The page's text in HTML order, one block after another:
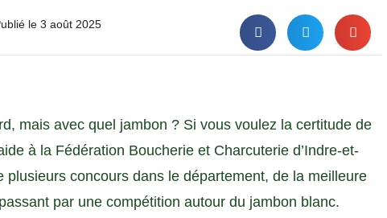
le 3 août 2025
mais avec quel jambon ? Si vous voulez la certitude de
à la Fédération Boucherie et Charcuterie d’Indre-et-
plusieurs concours dans le département, de la meilleure
par une compétition autour du jambon blanc.